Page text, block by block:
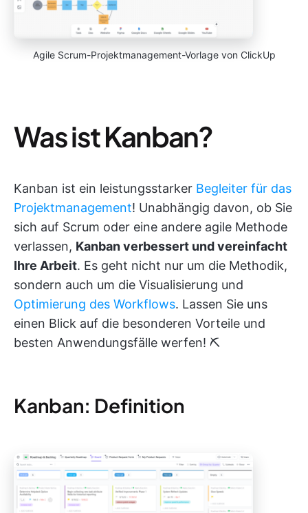
Agile Scrum-Projektmanagement-Vorlage von ClickUp
Was ist Kanban?
Kanban ist ein leistungsstarker Begleiter für das
Projektmanagement! Unabhängig davon, ob Sie
sich auf Scrum oder eine andere agile Methode
verlassen, Kanban verbessert und vereinfacht
Ihre Arbeit. Es geht nicht nur um die Methodik,
sondern auch um die Visualisierung und
Optimierung des Workflows. Lassen Sie uns
einen Blick auf die besonderen Vorteile und
besten Anwendungsfälle werfen! ⛏️
Kanban: Definition